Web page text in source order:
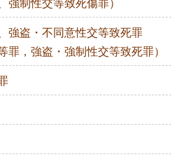
強盗・不同意性交等致死罪
，強盗・強制性交等致死罪）